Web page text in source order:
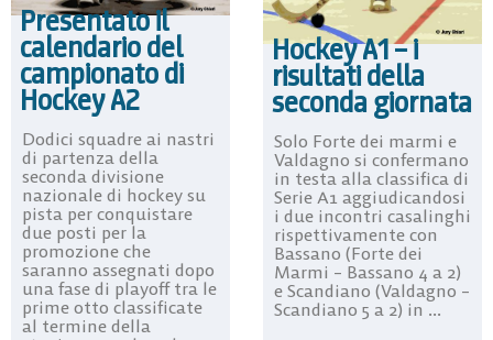
Presentato il
calendario del
campionato di
Hockey A2
Dodici squadre ai nastri
di partenza della
seconda divisione
nazionale di hockey su
pista per conquistare
due posti per la
promozione che
saranno assegnati dopo
una fase di playoff tra le
prime otto classificate
al termine della
Hockey A1 – i
risultati della
seconda giornata
Solo Forte dei marmi e
Valdagno si confermano
in testa alla classifica di
Serie A1 aggiudicandosi
i due incontri casalinghi
rispettivamente con
Bassano (Forte dei
Marmi – Bassano 4 a 2)
e Scandiano (Valdagno –
Scandiano 5 a 2) in ...